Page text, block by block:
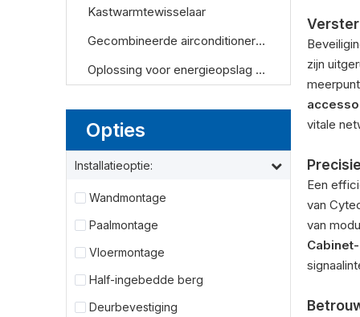
Kastwarmtewisselaar
Gecombineerde airconditioner en warmtewisselaar
Oplossing voor energieopslag en datacenterkoeling
Opties
Installatieoptie:
Wandmontage
Paalmontage
Vloermontage
Half-ingebedde berg
Deurbevestiging
zijn
vitale
Een
van
van